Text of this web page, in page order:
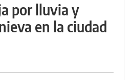
por lluvia y
en la ciudad